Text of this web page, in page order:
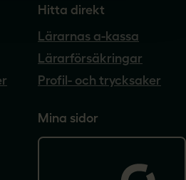
Hitta direkt
Lärarnas a-kassa
Lärarförsäkringar
Profil- och trycksaker
Mina sidor